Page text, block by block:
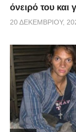
όνειρό του και
20 ΔΕΚΕΜΒΡΊΟΥ,